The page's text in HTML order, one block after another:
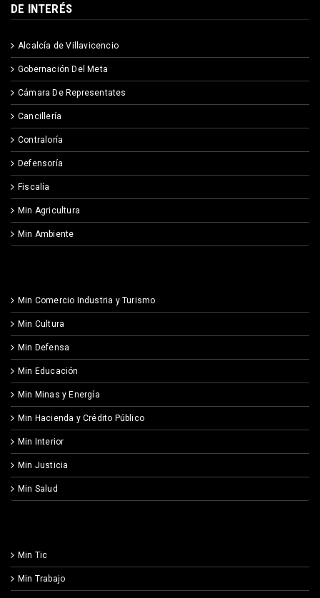
DE INTERÉS
Alcalcía de Villavicencio
Gobernación Del Meta
Cámara De Representates
Cancillería
Contraloría
Defensoría
Fiscalía
Min Agricultura
Min Ambiente
Min Comercio Industria y Turismo
Min Cultura
Min Defensa
Min Educación
Min Minas y Energía
Min Hacienda y Crédito Público
Min Interior
Min Justicia
Min Salud
Min Tic
Min Trabajo